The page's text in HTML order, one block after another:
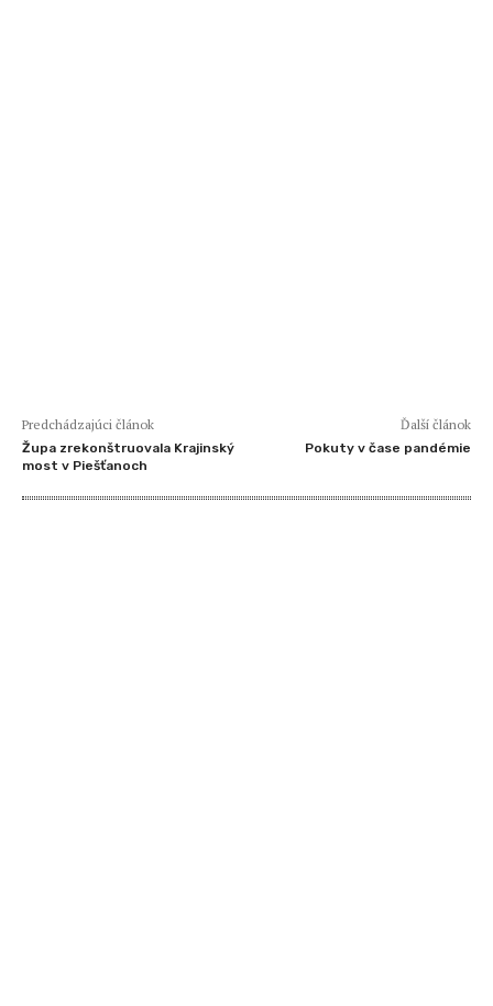
Predchádzajúci článok
Župa zrekonštruovala Krajinský
most v Piešťanoch
Ďalší článok
Pokuty v čase pandémie